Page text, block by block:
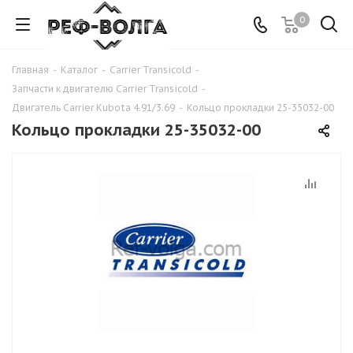
0
Главная - Каталог - Carrier Transicold -
Запчасти к двигателю Carrier Transicold -
Двигатель Carrier Kubota 4.91/3.69 - Кольцо прокладки 25-35032-00
Кольцо прокладки 25-35032-00